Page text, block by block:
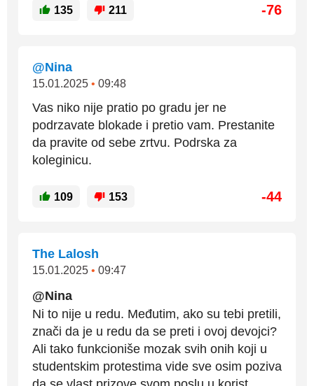
135 211 -76
@Nina
15.01.2025 • 09:48
Vas niko nije pratio po gradu jer ne
podrzavate blokade i pretio vam. Prestanite
da pravite od sebe zrtvu. Podrska za
koleginicu.
109 153 -44
The Lalosh
15.01.2025 • 09:47
@Nina
Ni to nije u redu. Međutim, ako su tebi pretili,
znači da je u redu da se preti i ovoj devojci?
Ali tako funkcioniše mozak svih onih koji u
studentskim protestima vide sve osim poziva